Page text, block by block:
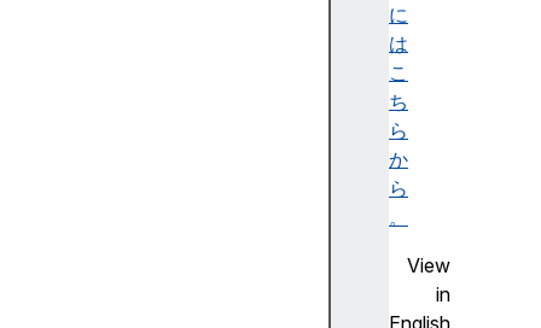
に
は
こ
ち
ら
か
ら
。
View
in